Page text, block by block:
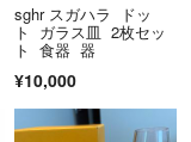
sghr スガハラ ドッ
ト ガラス皿 2枚セッ
ト 食器 器
¥10,000